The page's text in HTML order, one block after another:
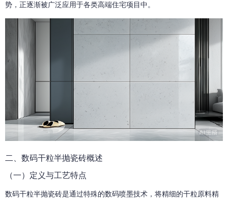
势，正逐渐被广泛应用于各类高端住宅项目中。
二、数码干粒半抛瓷砖概述
（一）定义与工艺特点
数码干粒半抛瓷砖是通过特殊的数码喷墨技术，将精细的干粒原料精